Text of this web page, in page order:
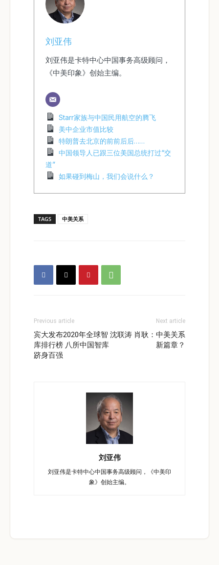
刘亚伟
刘亚伟是卡特中心中国事务高级顾问，
《中美印象》创始主编。
Starr家族与中国民用航空的腾飞
美中企业市值比较
特朗普去北京的前前后后……
中国领导人已跟三位美国总统打过“交
道”
如果碰到梅山，我们会说什么？
TAGS 中美关系
Previous article
宾大发布2020年全球智
库排行榜 八所中国智库
跻身百强
Next article
沈联涛 肖耿：中美关系
新篇章？
刘亚伟
刘亚伟是卡特中心中国事务高级顾问，《中美印
象》创始主编。